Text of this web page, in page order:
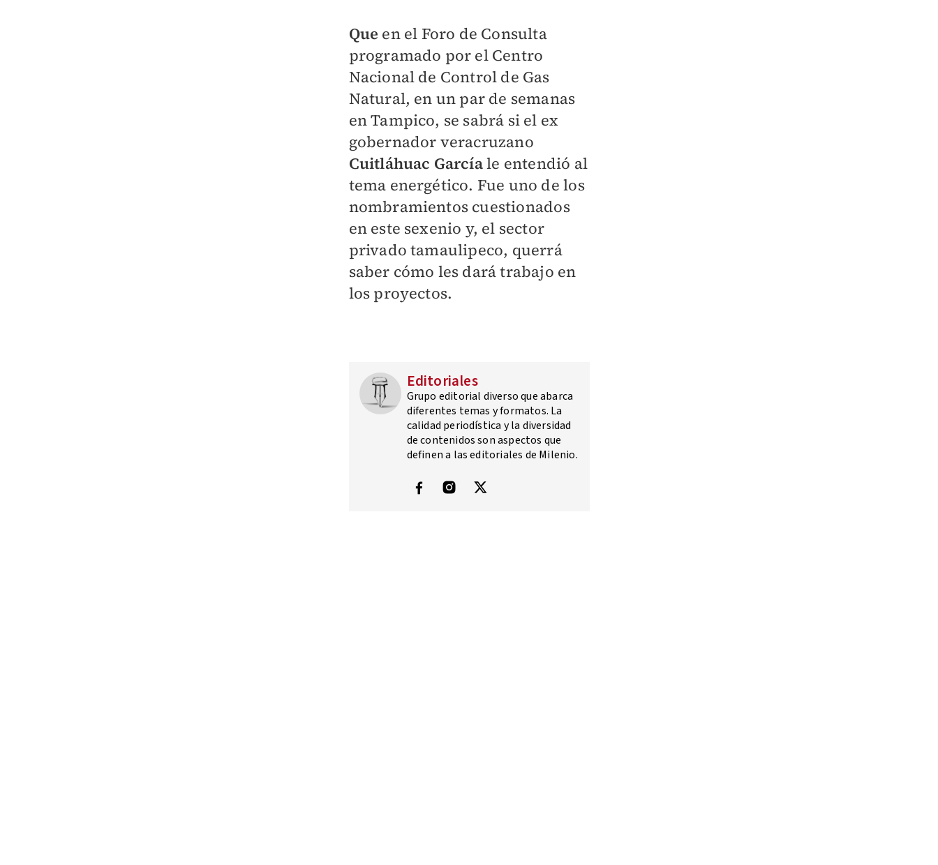
Que en el Foro de Consulta
programado por el Centro
Nacional de Control de Gas
Natural, en un par de semanas
en Tampico, se sabrá si el ex
gobernador veracruzano
Cuitláhuac Garcíale entendió al
tema energético. Fue uno de los
nombramientos cuestionados
en este sexenio y, el sector
privado tamaulipeco, querrá
saber cómo les dará trabajo en
los proyectos.
Editoriales
Grupo editorial diverso que abarca
diferentes temas y formatos. La
calidad periodística y la diversidad
de contenidos son aspectos que
definen a las editoriales de Milenio.